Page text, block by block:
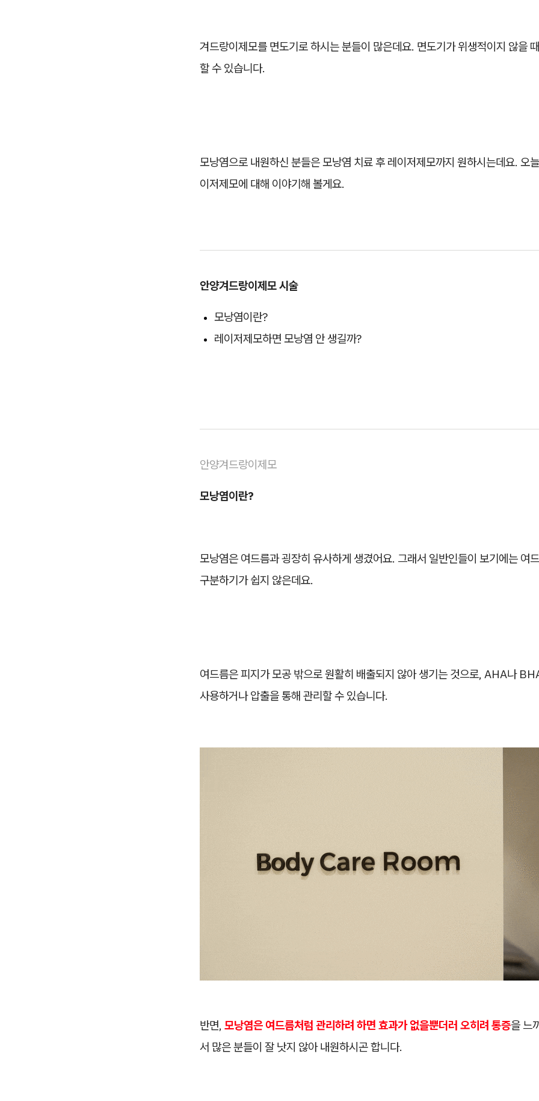
겨드랑이제모를 면도기로 하시는 분들이 많은데요. 면도기가 위생적이지 않을
할 수 있습니다.
모낭염으로 내원하신 분들은 모낭염 치료 후 레이저제모까지 원하시는데요. 오
이저제모에 대해 이야기해 볼게요.
안양겨드랑이제모 시술
모낭염이란?
레이저제모하면 모낭염 안 생길까?
안양겨드랑이제모
모낭염이란?
모낭염은 여드름과 굉장히 유사하게 생겼어요. 그래서 일반인들이 보기에는 여
구분하기가 쉽지 않은데요.
여드름은 피지가 모공 밖으로 원활히 배출되지 않아 생기는 것으로, AHA나
사용하거나 압출을 통해 관리할 수 있습니다.
반면, 모낭염은 여드름처럼 관리하려 하면 효과가 없을뿐더러 오히려 통증을 느
서 많은 분들이 잘 낫지 않아 내원하시곤 합니다.